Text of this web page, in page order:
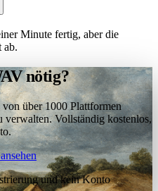
Minute fertig, aber die
ab.
nötig?
über 1000 Plattformen
verwalten. Vollständig kostenlos,
und kein Konto